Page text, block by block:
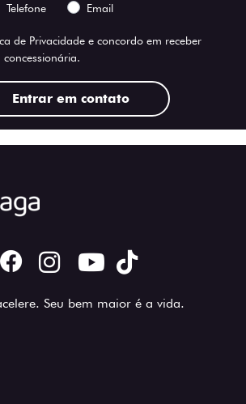
Telefone Email
de Privacidade e concordo em receber
Entrar em contato
Seu bem maior é a vida.